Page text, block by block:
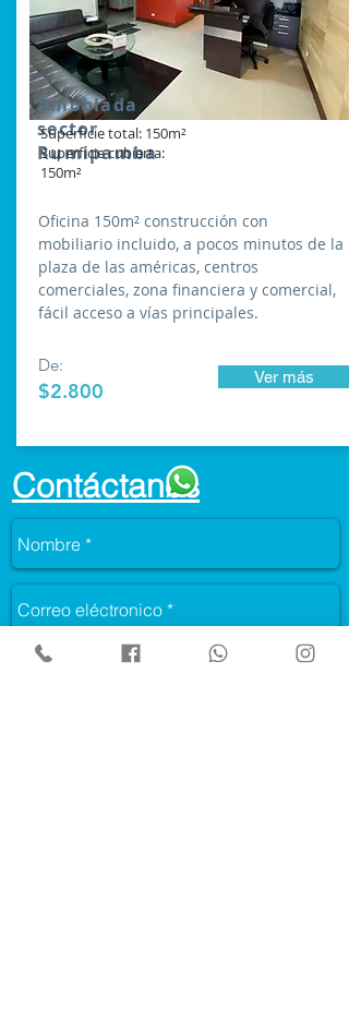
Amoblada
sector
Rumipamba
Superficie total: 150m²
Superficie cubierta:
150m²
Oficina 150m² construcción con
mobiliario incluido, a pocos minutos de la
plaza de las américas, centros
comerciales, zona financiera y comercial,
fácil acceso a vías principales.
De:
$2.800
Ver más
Contáctanos